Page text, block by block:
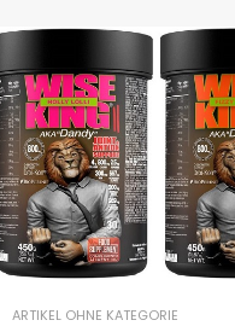
ARTIKEL OHNE KATEGORIE